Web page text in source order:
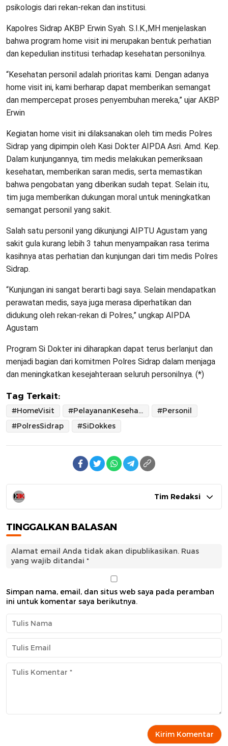
psikologis dari rekan-rekan dan institusi.
Kapolres Sidrap AKBP Erwin Syah. S.I.K.,MH menjelaskan
bahwa program home visit ini merupakan bentuk perhatian
dan kepedulian institusi terhadap kesehatan personilnya.
“Kesehatan personil adalah prioritas kami. Dengan adanya
home visit ini, kami berharap dapat memberikan semangat
dan mempercepat proses penyembuhan mereka,” ujar AKBP
Erwin
Kegiatan home visit ini dilaksanakan oleh tim medis Polres
Sidrap yang dipimpin oleh Kasi Dokter AIPDA Asri. Amd. Kep.
Dalam kunjungannya, tim medis melakukan pemeriksaan
kesehatan, memberikan saran medis, serta memastikan
bahwa pengobatan yang diberikan sudah tepat. Selain itu,
tim juga memberikan dukungan moral untuk meningkatkan
semangat personil yang sakit.
Salah satu personil yang dikunjungi AIPTU Agustam yang
sakit gula kurang lebih 3 tahun menyampaikan rasa terima
kasihnya atas perhatian dan kunjungan dari tim medis Polres
Sidrap.
“Kunjungan ini sangat berarti bagi saya. Selain mendapatkan
perawatan medis, saya juga merasa diperhatikan dan
didukung oleh rekan-rekan di Polres,” ungkap AIPDA
Agustam
Program Si Dokter ini diharapkan dapat terus berlanjut dan
menjadi bagian dari komitmen Polres Sidrap dalam menjaga
dan meningkatkan kesejahteraan seluruh personilnya. (*)
Tag Terkait:
#HomeVisit #PelayananKesehatan
#Personil
#PolresSidrap
#SiDokkes
Tim Redaksi
TINGGALKAN BALASAN
Alamat email Anda tidak akan dipublikasikan. Ruas
yang wajib ditandai *
Simpan nama, email, dan situs web saya pada peramban
ini untuk komentar saya berikutnya.